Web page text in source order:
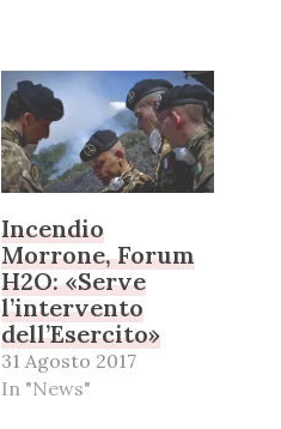
Incendio
Morrone, Forum
H2O: «Serve
l’intervento
dell’Esercito»
31 Agosto 2017
In "News"